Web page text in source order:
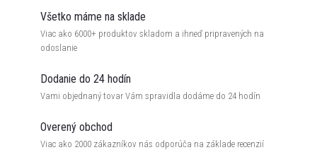
Všetko máme na sklade
Viac ako 6000+ produktov skladom a ihneď pripravených na
odoslanie
Dodanie do 24 hodín
Vami objednaný tovar Vám spravidla dodáme do 24 hodín
Overený obchod
Viac ako 2000 zákazníkov nás odporúča na základe recenzií